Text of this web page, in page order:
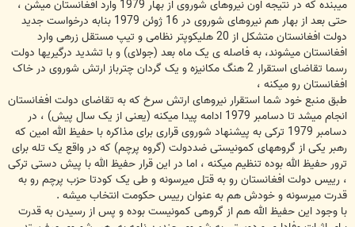
میبنده که در نتیجه اون نیروهای شوروی از بهار 1979 وارد افغانستان میشن ،
حتی بعد از بهار هم نیروهای شوروی در 16 ژوئن 1979 بنابه درخواست جدید
دولت افغانستان متشکل از 20 هلیکوپتر نظامی و تیپ مستقل زرهی وارد
افغانستان میشوند، به فاصله ی یک ماه بعد (جولای) و با تشدید درگیریها دولت
رسما تقاضای استقرار 2 هنگ مکانیزه و یک گردان چترباز ارتش شوروی در خاک
افغانستان رو میکنه ،
طبق منبع خود شما استقرار نیروهای ارتش سرخ که به تقاضای دولت افغانستان
انجام میشد تا دسامبر 1979 ادامه پیدا میکنه (یعنی از یک سال پیش) ، در
دسامبر 1979 ترکی به پیشنهاد شوروی قراری برای مذاکره با حفیظ الله امین که
رهبر یکی از گروههای کمونیستی ضددولت (گروه پرچم) که در واقع یک تله برای
ترور حفیظ الله بوده تنظیم میکنه ، اما در این قرار حفیظ الله با پیش دستی ترکی
، رییس دولت افغانستان رو به قتل میرسونه و طی یک کودتا حزب پرچم رو به
قدرت میرسونه و خودش هم به عنوان رییس حکومت انتخاب میشه .
با وجود این حفیظ الله هم از گروهی کمونیست بوده و پس از رسیدن به قدرت